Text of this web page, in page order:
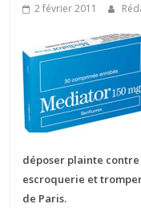
2 février 2011
déposer plainte
escroquerie et
de Paris.